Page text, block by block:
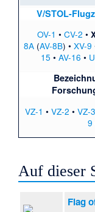
V/STOL-
OV-1 •CV-2 •
8A(AV-8B) • XV-9
15 • AV-16 •
VZ-1 •VZ-2 •VZ-3
9
Auf dieser
Flag